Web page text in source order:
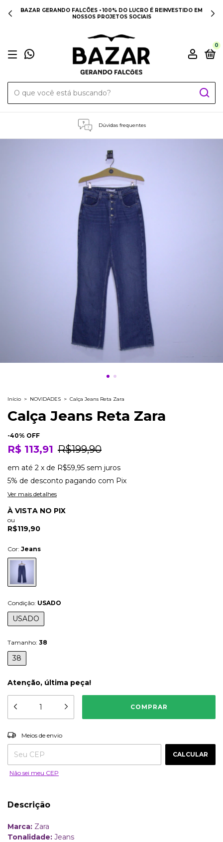
BAZAR GERANDO FALCÕES • 100% DO LUCRO É REINVESTIDO EM
NOSSOS PROJETOS SOCIAIS
0
Dúvidas frequentes
Início > NOVIDADES > Calça Jeans Reta Zara
Calça Jeans Reta Zara
-40% OFF
R$ 113,91 R$199,90
em até 2 x de R$59,95 sem juros
5% de desconto pagando com Pix
Ver mais detalhes
À VISTA NO PIX
ou
R$119,90
Cor: Jeans
Condição: USADO
USADO
Tamanho: 38
38
Atenção, última peça!
Entregas para o CEP:
Meios de envio
CALCULAR
Não sei meu CEP
Descrição
Marca: Zara
Tonalidade: Jeans